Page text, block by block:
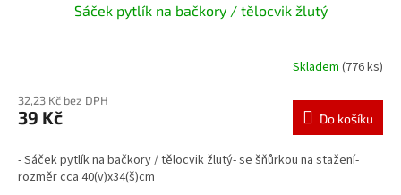
Sáček pytlík na bačkory / tělocvik žlutý
Skladem (776 ks)
32,23 Kč bez DPH
39 Kč Do košíku
- Sáček pytlík na bačkory / tělocvik žlutý- se šňůrkou na stažení-
rozměr cca 40(v)x34(š)cm